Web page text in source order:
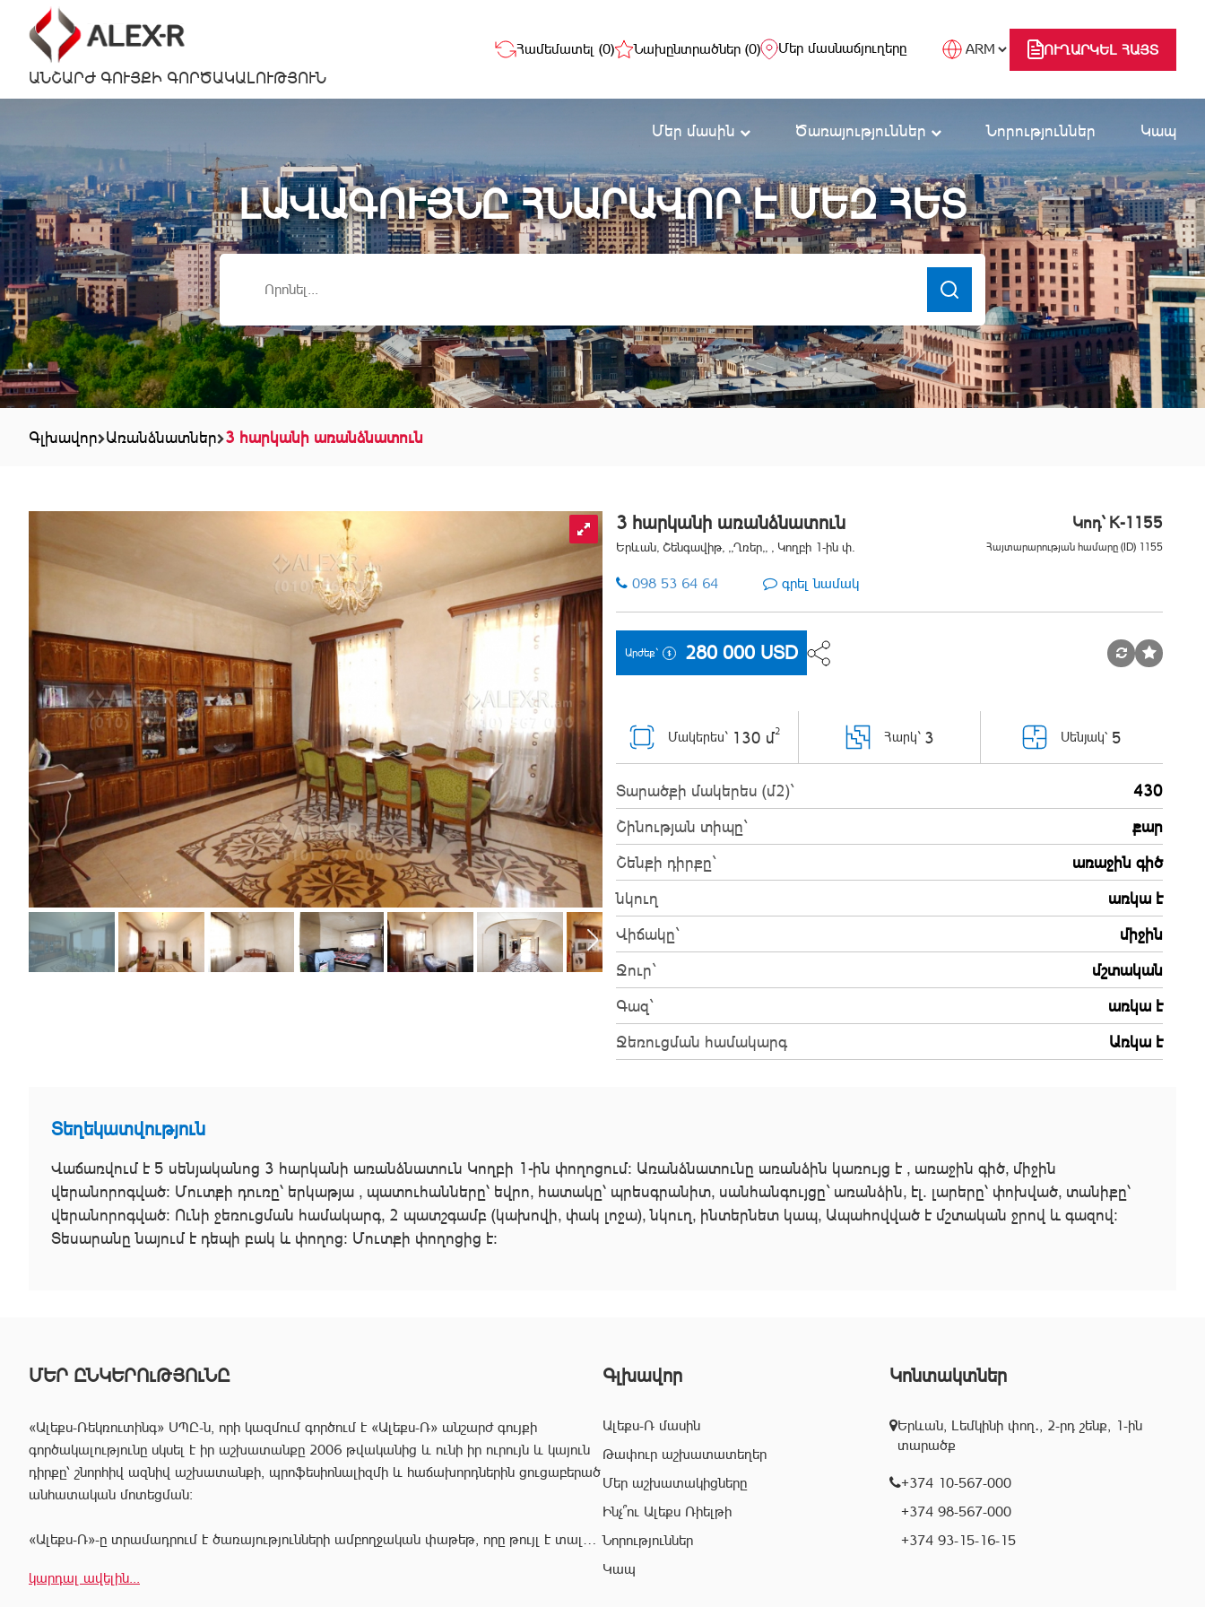
ԱՆՇԱՐԺ ԳՈՒՅՔԻ ԳՈՐԾԱԿԱԼՈՒԹՅՈՒՆ
Համեմատել (0) Նախընտրածներ (0) Մեր մասնաճյուղերը ՈՒՂԱՐԿԵԼ ՀԱՅՏ
Մեր մասին Ծառայություններ Նորություններ Կապ
ԼԱՎԱԳՈՒՅՆԸ ՀՆԱՐԱՎՈՐ Է ՄԵԶ ՀԵՏ
Գլխավոր Առանձնատներ 3 հարկանի առանձնատուն
3 հարկանի առանձնատուն Կոդ` K-1155
Երևան, Շենգավիթ, ,,Ղռեր,, , Կողբի 1-ին փ. Հայտարարության համարը (ID) 1155
098 53 64 64 գրել նամակ
Արժեք` 280 000 USD
Սենյակ՝ 5
Մակերես` 130 մ2 Հարկ` 3
Տարածքի մակերես (մ2)`
430
Շինության տիպը`
քար
Շենքի դիրքը`
առաջին գիծ
նկուղ
առկա է
Վիճակը`
միջին
Ջուր`
մշտական
Գազ`
առկա է
Ջեռուցման համակարգ
Առկա է
Տեղեկատվություն
Վաճառվում է 5 սենյականոց 3 հարկանի առանձնատուն Կողբի 1-ին փողոցում: Առանձնատունը առանձին կառույց է , առաջին գիծ, միջին
վերանորոգված: Մուտքի դուռը՝ երկաթյա , պատուհանները՝ եվրո, հատակը՝ պրեսգրանիտ, սանհանգույցը` առանձին, էլ. լարերը՝ փոխված, տանիքը՝
վերանորոգված: Ունի ջեռուցման համակարգ, 2 պատշգամբ (կախովի, փակ լոջա), նկուղ, ինտերնետ կապ, Ապահովված է մշտական ջրով և գազով:
Տեսարանը նայում է դեպի բակ և փողոց: Մուտքի փողոցից է:
ՄԵՐ ԸՆԿԵՐՈւԹՅՈւՆԸ
«Ալեքս-Ռեկռուտինգ» ՍՊԸ-ն, որի կազմում գործում է «Ալեքս-Ռ» անշարժ գույքի
գործակալությունը սկսել է իր աշխատանքը 2006 թվականից և ունի իր ուրույն և կայուն
դիրքը՝ շնորհիվ ազնիվ աշխատանքի, պրոֆեսիոնալիզմի և հաճախորդներին ցուցաբերած
անհատական մոտեցման:
«Ալեքս-Ռ»-ը տրամադրում է ծառայությունների ամբողջական փաթեթ, որը թույլ է տալիս
Համապատասխան որակավոման և բազմամյա փորձի շնորհիվ՝ «Ալեքս-Ռ» ընկերության
կարդալ ավելին...
Գլխավոր
Ալեքս-Ռ մասին
Թափուր աշխատատեղեր
Մեր աշխատակիցները
Ինչ՞ու Ալեքս Ռիելթի
Նորություններ
Կապ
Կոնտակտներ
Երևան, Լեմկինի փող․, 2-րդ շենք, 1-ին
տարածք
+374 10-567-000
+374 98-567-000
+374 93-15-16-15